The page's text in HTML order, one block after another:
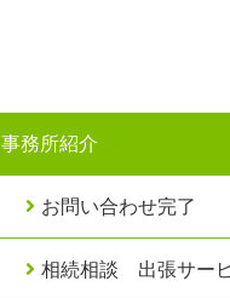
事務所紹介
お問い合わせ完了
相続相談 出張サー